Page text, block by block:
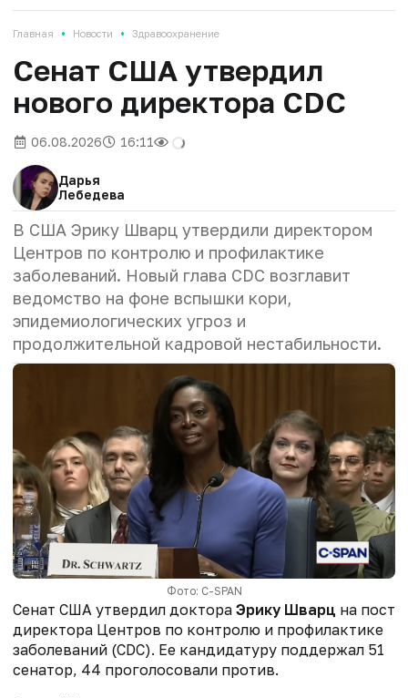
Главная • Новости • Здравоохранение
Сенат США утвердил
нового директора CDC
06.08.2026 16:11
Дарья
Лебедева
В США Эрику Шварц утвердили директором
Центров по контролю и профилактике
заболеваний. Новый глава CDC возглавит
ведомство на фоне вспышки кори,
эпидемиологических угроз и
продолжительной кадровой нестабильности.
Фото: C-SPAN
Сенат США утвердил доктора Эрику Шварц на пост
директора Центров по контролю и профилактике
заболеваний (CDC). Ее кандидатуру поддержал 51
сенатор, 44 проголосовали против.